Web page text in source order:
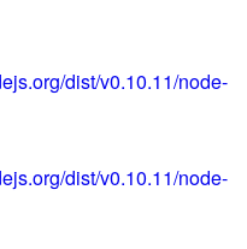
dist/v0.10.11/node-
dist/v0.10.11/node-